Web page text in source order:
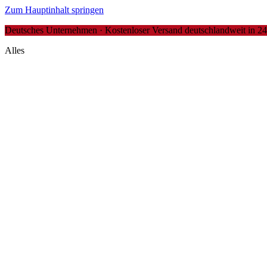
Zum Hauptinhalt springen
Deutsches Unternehmen · Kostenloser Versand deutschlandweit in
Alles